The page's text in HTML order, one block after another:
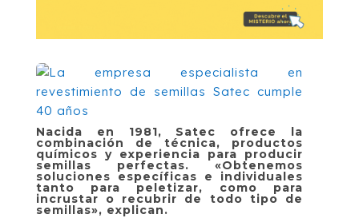
Nacida en 1981, Satec ofrece la
combinación de técnica, productos
químicos y experiencia para producir
semillas perfectas. «Obtenemos
soluciones específicas e individuales
tanto para peletizar, como para
incrustar o recubrir de todo tipo de
semillas», explican.